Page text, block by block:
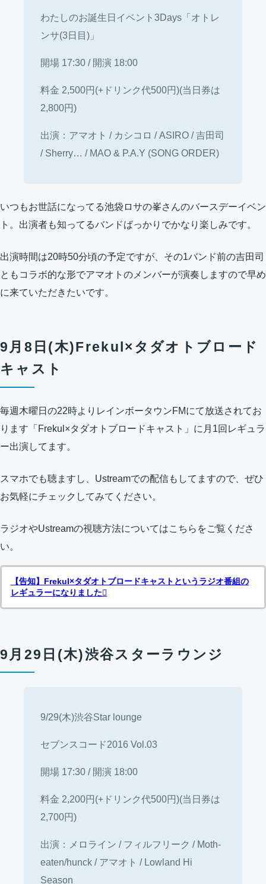
わたしのお誕生日イベント3Days「オトレ
ンサ(3日目)」
開場 17:30 / 開演 18:00
料金 2,500円(+ドリンク代500円)(当日券は
2,800円)
出演：アマオト / カシコロ / ASIRO / 吉田司
/ Sherry… / MAO & P.A.Y (SONG ORDER)
いつもお世話になってる池袋ロサの峯さんのバースデーイベン
ト。出演者も知ってるバンドばっかりでかなり楽しみです。
出演時間は20時50分頃の予定ですが、その1バンド前の吉田司
ともコラボ的な形でアマオトのメンバーが演奏しますので早め
に来ていただきたいです。
9月8日(木)Frekul×タダオトブロード
キャスト
毎週木曜日の22時よりレインボータウンFMにて放送されてお
ります「Frekul×タダオトブロードキャスト」に月1回レギュラ
ー出演してます。
スマホでも聴ますし、Ustreamでの配信もしてますので、ぜひ
お気軽にチェックしてみてください。
ラジオやUstreamの視聴方法についてはこちらをご覧くださ
い。
【告知】Frekul×タダオトブロードキャストというラジオ番組の
レギュラーになりました
9月29日(木)渋谷スターラウンジ
9/29(木)渋谷Star lounge
セブンスコード2016 Vol.03
開場 17:30 / 開演 18:00
料金 2,200円(+ドリンク代500円)(当日券は
2,700円)
出演：メロライン / フィルフリーク / Moth-
eaten/hunck / アマオト / Lowland Hi
Season